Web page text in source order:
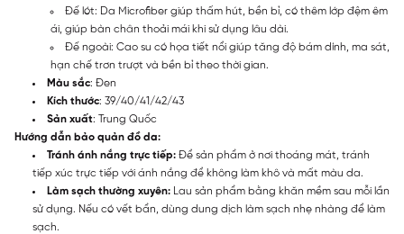
Đế lót: Da Microfiber giúp thấm hút, bền bỉ, có thêm lớp đệm êm
ái, giúp bàn chân thoải mái khi sử dụng lâu dài.
Đế ngoài: Cao su có họa tiết nổi giúp tăng độ bám dính, ma sát,
hạn chế trơn trượt và bền bỉ theo thời gian.
Màu sắc: Đen
Kích thước: 39/40/41/42/43
Sản xuất: Trung Quốc
Hướng dẫn bảo quản đồ da:
Tránh ánh nắng trực tiếp: Để sản phẩm ở nơi thoáng mát, tránh
tiếp xúc trực tiếp với ánh nắng để không làm khô và mất màu da.
Làm sạch thường xuyên: Lau sản phẩm bằng khăn mềm sau mỗi lần
sử dụng. Nếu có vết bẩn, dùng dung dịch làm sạch nhẹ nhàng để làm
sạch.